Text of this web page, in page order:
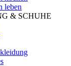
leben
& SCHUHE